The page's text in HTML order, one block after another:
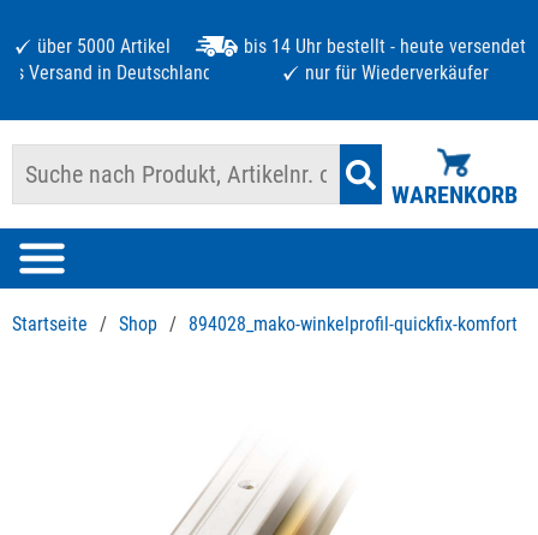
über 5000 Artikel
bis 14 Uhr bestellt - heute versendet
Versand in Deutschland ab 125 €
nur für Wiederverkäufer
WARENKORB
Startseite / Shop / 894028_mako-winkelprofil-quickfix-komfort